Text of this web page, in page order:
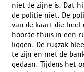
niet de zijne is. Dat
de politie niet. De
van de kaart die heel
hoorde thuis in een
liggen. De rugzak
te zijn en met de
gedaan. Tijdens het